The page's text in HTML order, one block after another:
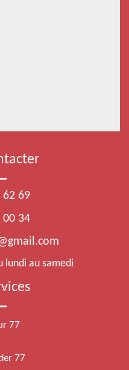
62 69
00 34
lundi au samedi
77
77